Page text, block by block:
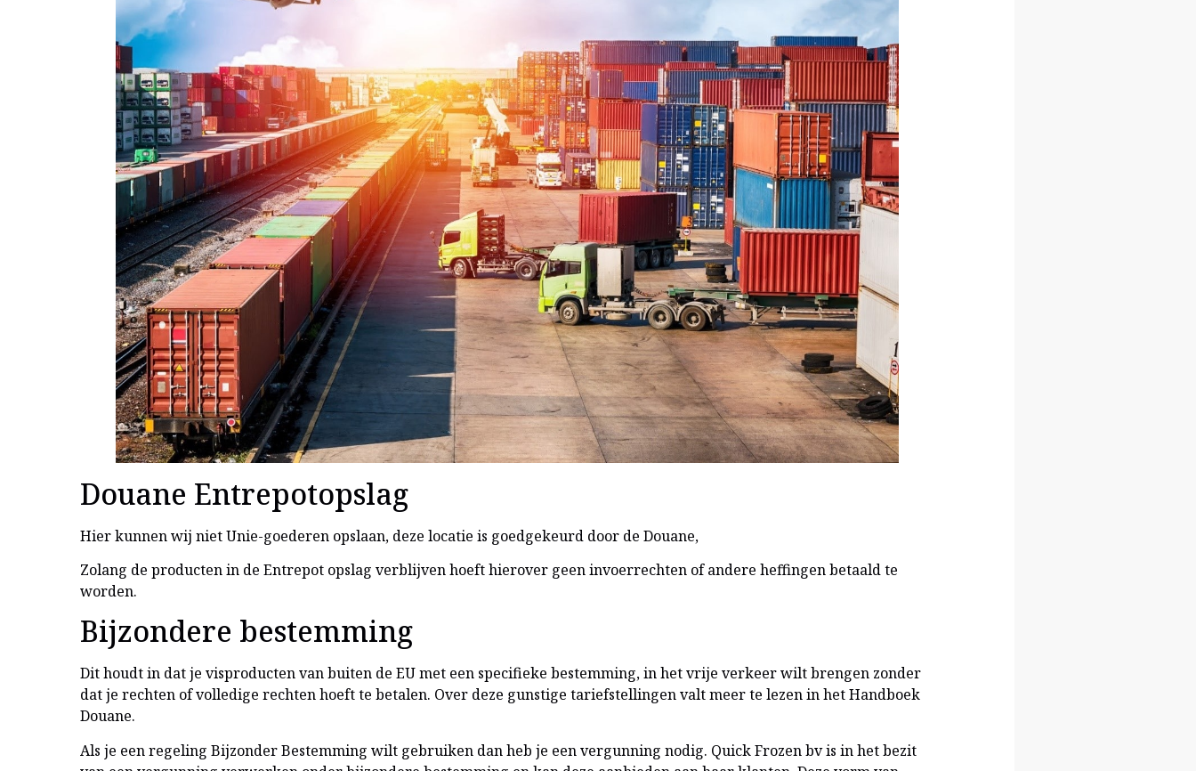
Douane Entrepotopslag
Hier kunnen wij niet Unie-goederen opslaan, deze locatie is goedgekeurd door de Douane,
Zolang de producten in de Entrepot opslag verblijven hoeft hierover geen invoerrechten of andere heffingen betaald te
worden.
Bijzondere bestemming
Dit houdt in dat je visproducten van buiten de EU met een specifieke bestemming, in het vrije verkeer wilt brengen zonder
dat je rechten of volledige rechten hoeft te betalen. Over deze gunstige tariefstellingen valt meer te lezen in het Handboek
Douane.
Als je een regeling Bijzonder Bestemming wilt gebruiken dan heb je een vergunning nodig. Quick Frozen bv is in het bezit